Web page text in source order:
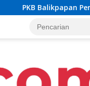
Regenerasi,